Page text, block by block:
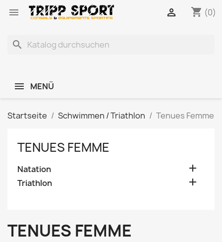
 shopping_cart (0)

search
MENÜ
Startseite Schwimmen / Triathlon Tenues Femme
TENUES FEMME
Natation 
Triathlon 
TENUES FEMME